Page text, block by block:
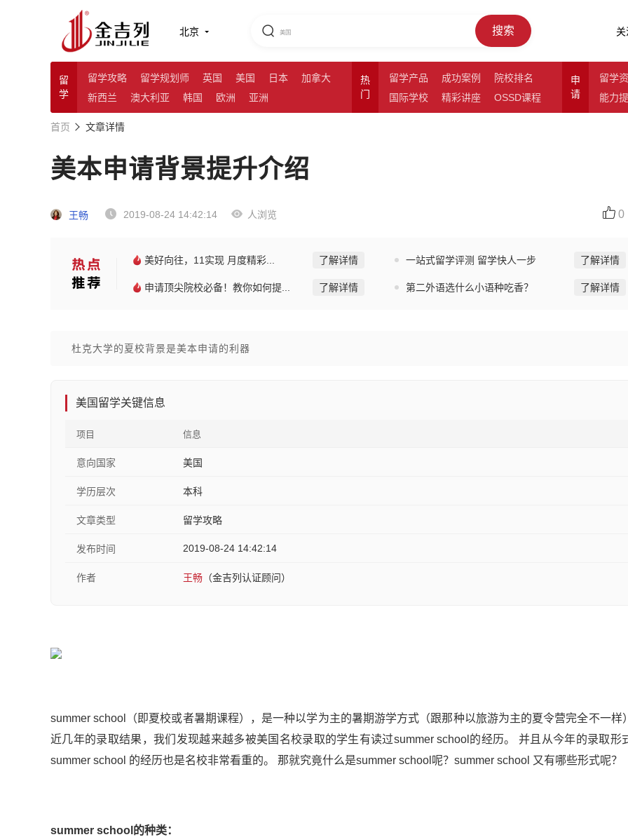
北京 搜索
留
学
留学攻略 留学规划师 英国 美国 日本
加拿大
新西兰
澳大利亚 韩国 欧洲 亚洲
热
门
留学产品 成功案例
院校排名
国际学校
精彩讲座 OSSD课程
申
请
留学
能力
首页 文章详情
美本申请背景提升介绍
王畅 2019-08-24 14:42:14 人浏览 0
美好向往，11实现 月度精彩... 了解详情 一站式留学评测 留学快人一步 了解详情
申请顶尖院校必备！教你如何提... 了解详情 第二外语选什么小语种吃香？ 了解详情
杜克大学的夏校背景是美本申请的利器
美国留学关键信息
项目 信息
意向国家 美国
学历层次 本科
文章类型 留学攻略
发布时间 2019-08-24 14:42:14
作者 王畅 （金吉列认证顾问）
summer school（即夏校或者暑期课程），是一种以学为主的暑期游学方式（跟那种以旅游为主的夏令营完全不一样
近几年的录取结果，我们发现越来越多被美国名校录取的学生有读过summer school的经历。 并且从今年的录取形
summer school 的经历也是名校非常看重的。 那就究竟什么是summer school呢？summer school 又有哪些形式呢？
summer school的种类：